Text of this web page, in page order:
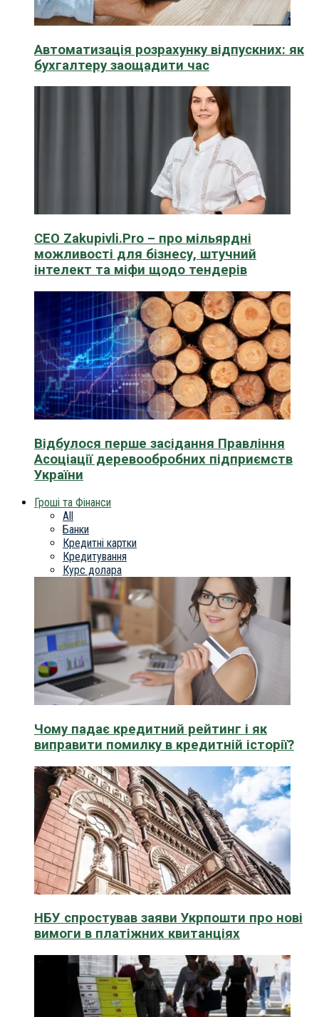
Автоматизація розрахунку відпускних: як
бухгалтеру заощадити час
CEO Zakupivli.Pro – про мільярдні
можливості для бізнесу, штучний
інтелект та міфи щодо тендерів
Відбулося перше засідання Правління
Асоціації деревообробних підприємств
України
Гроші та Фінанси
All
Банки
Кредитні картки
Кредитування
Курс долара
Чому падає кредитний рейтинг і як
виправити помилку в кредитній історії?
НБУ спростував заяви Укрпошти про нові
вимоги в платіжних квитанціях